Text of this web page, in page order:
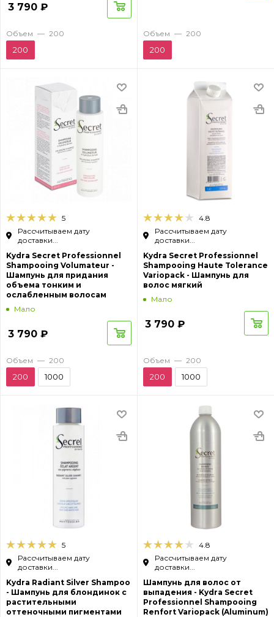
3 790 ₽
Объем — 200
200
Объем — 200
200
5
Рассчитываем дату
доставки...
Kydra Secret Professionnel
Shampooing Volumateur -
Шампунь для придания
объема тонким и
ослабленным волосам
Мало
3 790 ₽
Объем — 200
200 1000
4.8
Рассчитываем дату
доставки...
Kydra Secret Professionnel
Shampooing Haute Tolerance
Variopack - Шампунь для
волос мягкий
Мало
3 790 ₽
Объем — 200
200 1000
5
Рассчитываем дату
доставки...
Kydra Radiant Silver Shampoo
- Шампунь для блондинок с
растительными
оттеночными пигментами
4.8
Рассчитываем дату
доставки...
Шампунь для волос от
выпадения - Kydra Secret
Professionnel Shampooing
Renfort Variopack (Aluminum)